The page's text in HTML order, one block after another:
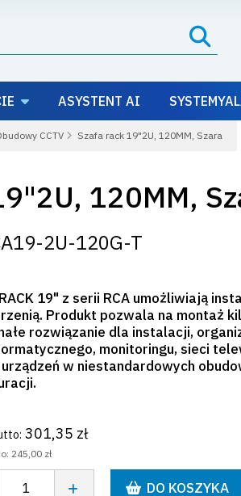
ASYSTENT AI
CCTV Szafa rack 19"2U, 120MM, Szara
120MM,
2U-120G-T
19" z serii RCA umożliwiają
Produkt pozwala na montaż
rozwiązanie dla instalacji,
monitoringu, sieci
urządzeń w niestandardowych
301,35 zł
245,00 zł
DO KOSZYKA